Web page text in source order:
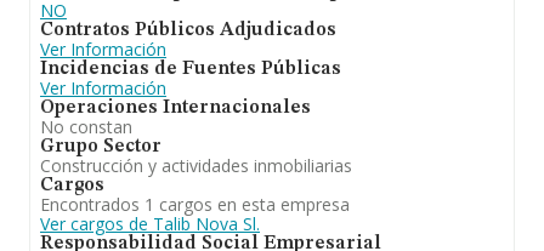
NO
Contratos Públicos Adjudicados
Ver Información
Incidencias de Fuentes Públicas
Ver Información
Operaciones Internacionales
No constan
Grupo Sector
Construcción y actividades inmobiliarias
Cargos
Encontrados 1 cargos en esta empresa
Ver cargos de Talib Nova Sl.
Responsabilidad Social Empresarial